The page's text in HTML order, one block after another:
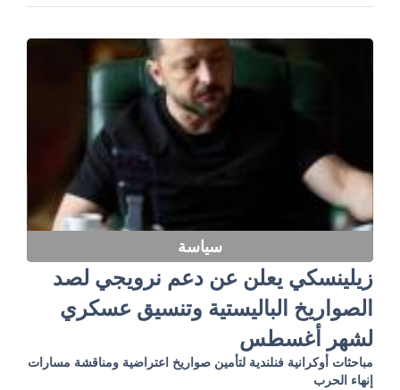
سياسة
زيلينسكي يعلن عن دعم نرويجي لصد
الصواريخ الباليستية وتنسيق عسكري
لشهر أغسطس
مباحثات أوكرانية فنلندية لتأمين صواريخ اعتراضية ومناقشة مسارات
إنهاء الحرب